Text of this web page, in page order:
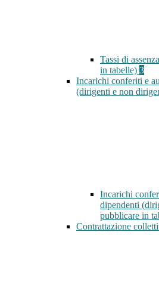
Tassi di
in tabelle) 3
Incarichi conferiti e
(dirigenti e non
Incarichi
dipendenti
pubblicare in
Contrattazione